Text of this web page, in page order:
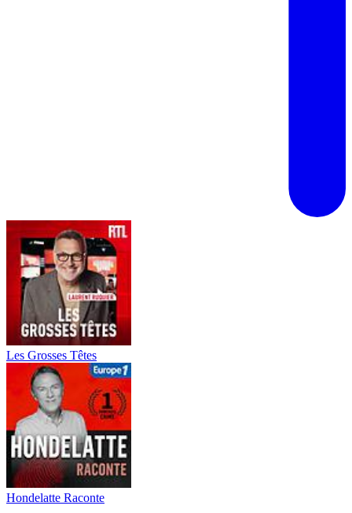
Les Grosses Têtes
Hondelatte Raconte